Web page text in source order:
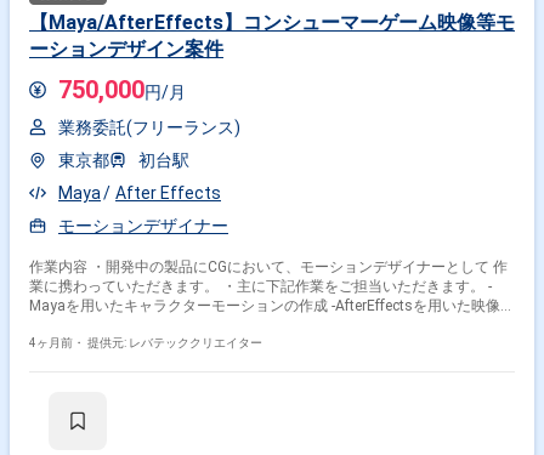
【Maya/AfterEffects】コンシューマーゲーム映像等モ
ーションデザイン案件
750,000円/月
業務委託(フリーランス)
東京都
初台駅
Maya
After Effects
モーションデザイナー
作業内容 ・開発中の製品にCGにおいて、モーションデザイナーとして 作
業に携わっていただきます。 ・主に下記作業をご担当いただきます。 -
Mayaを用いたキャラクターモーションの作成 -AfterEffectsを用いた映像の
4ヶ月前・ 提供元: レバテッククリエイター